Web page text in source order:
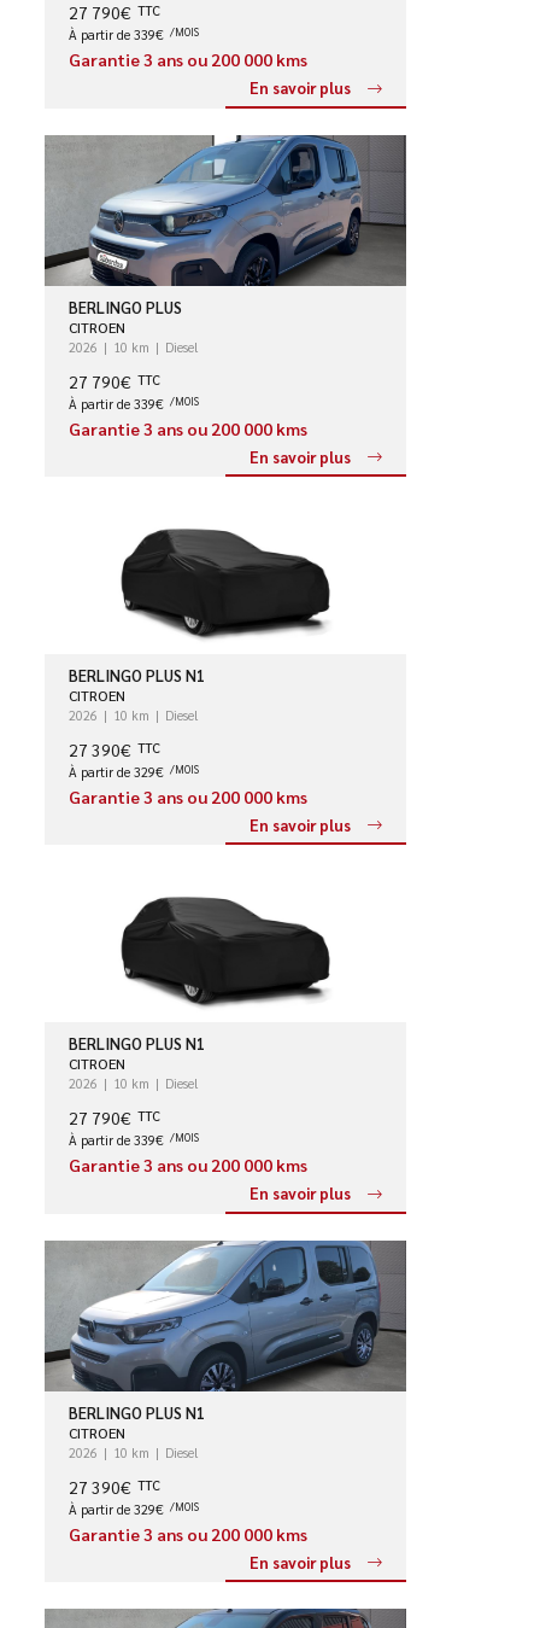
27 790€ TTC
À partir de 339€ /MOIS
Garantie 3 ans ou 200 000 kms
En savoir plus
BERLINGO PLUS
CITROEN
2026 10 km Diesel
27 790€ TTC
À partir de 339€ /MOIS
Garantie 3 ans ou 200 000 kms
En savoir plus
BERLINGO PLUS N1
CITROEN
2026 10 km Diesel
27 390€ TTC
À partir de 329€ /MOIS
Garantie 3 ans ou 200 000 kms
En savoir plus
BERLINGO PLUS N1
CITROEN
2026 10 km Diesel
27 790€ TTC
À partir de 339€ /MOIS
Garantie 3 ans ou 200 000 kms
En savoir plus
BERLINGO PLUS N1
CITROEN
2026 10 km Diesel
27 390€ TTC
À partir de 329€ /MOIS
Garantie 3 ans ou 200 000 kms
En savoir plus